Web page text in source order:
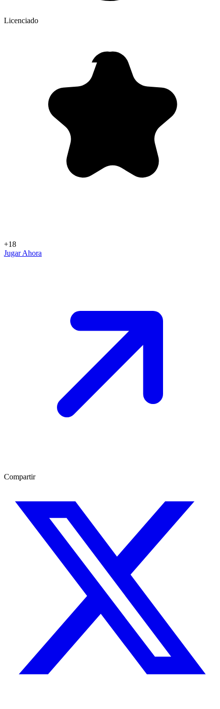
Licenciado
+18
Jugar Ahora
Compartir